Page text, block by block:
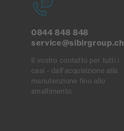
0844 848 848
service@sibirgroup.ch
Il vostro contatto per tutti i
casi - dall'acquisizione alla
manutenzione fino allo
smaltimento.